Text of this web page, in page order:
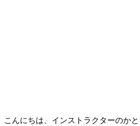
こんにちは、インストラクターのか